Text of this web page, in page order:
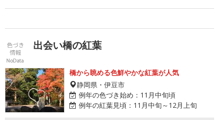
出会い橋の紅葉
橋から眺める色鮮やかな紅葉が人気
静岡県・伊豆市
例年の色づき始め： 11月中旬頃
例年の紅葉見頃： 11月中旬～12月上旬